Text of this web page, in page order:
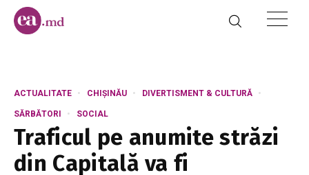
ACTUALITATE CHIȘINĂU DIVERTISMENT & CULTURĂ
SĂRBĂTORI SOCIAL
Traficul pe anumite străzi
din Capitală va fi